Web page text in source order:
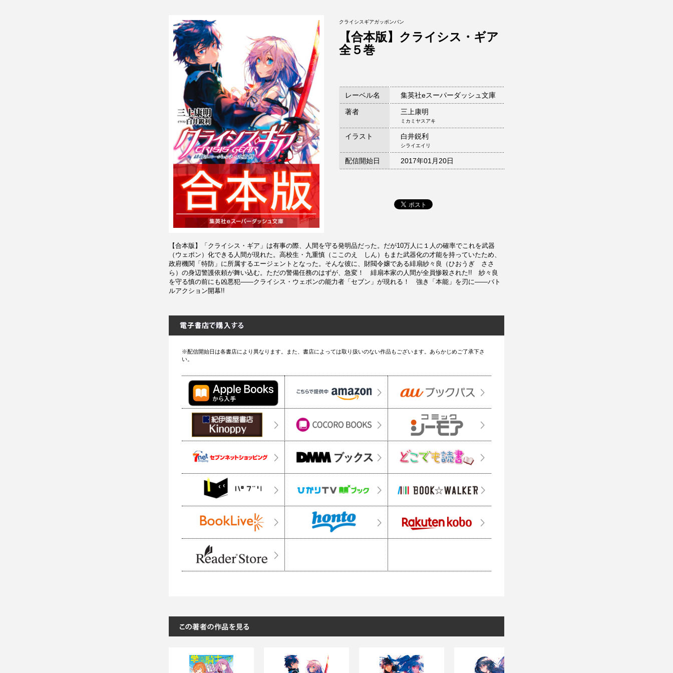
クライシスギアガッポンバン
【合本版】クライシス・ギア
全５巻
レーベル名 集英社eスーパーダッシュ文庫
著者 三上康明
ミカミヤスアキ
イラスト 白井鋭利
シライエイリ
配信開始日 2017年01月20日
【合本版】「クライシス・ギア」は有事の際、人間を守る発明品だった。だが10万人に１人の確率でこれを武器
（ウェポン）化できる人間が現れた。高校生・九重慎（ここのえ しん）もまた武器化の才能を持っていたため、
政府機関「特防」に所属するエージェントとなった。そんな彼に、財閥令嬢である緋扇紗々良（ひおうぎ ささ
ら）の身辺警護依頼が舞い込む。ただの警備任務のはずが、急変！ 緋扇本家の人間が全員惨殺された!! 紗々良
を守る慎の前にも凶悪犯――クライシス・ウェポンの能力者「セブン」が現れる！ 強き「本能」を刃に――バト
ルアクション開幕!!
※配信開始日は各書店により異なります。また、書店によっては取り扱いのない作品もございます。あらかじめご了承下さ
い。